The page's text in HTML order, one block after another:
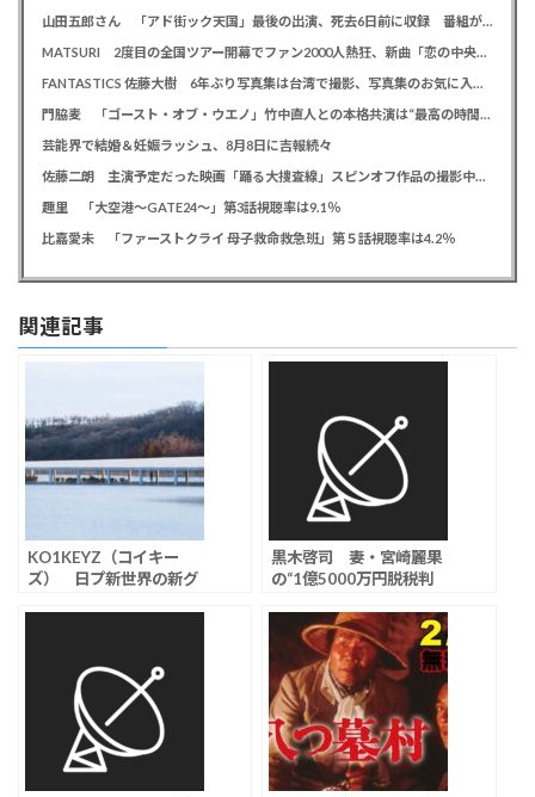
山田五郎さん 「アド街ック天国」最後の出演、死去6日前に収録 番組が感謝「天国の五郎さんへ」
MATSURI 2度目の全国ツアー開幕でファン2000人熱狂、新曲「恋の中央線」も初披露「この曲で売れたいよ！」
FANTASTICS 佐藤大樹 6年ぶり写真集は台湾で撮影、写真集のお気に入りカットは「両親に見られるの恥ずかしい」
門脇麦 「ゴースト・オブ・ウエノ」竹中直人との本格共演は“最高の時間”「台本よりたくさんしゃべってた」
芸能界で結婚＆妊娠ラッシュ、8月8日に吉報続々
佐藤二朗 主演予定だった映画「踊る大捜査線」スピンオフ作品の撮影中止が正式に決定か
趣里 「大空港～GATE24～」第3話視聴率は9.1％
比嘉愛未 「ファーストクライ 母子救命救急班」第５話視聴率は4.2％
関連記事
KO1KEYZ（コイキー
ズ） 日プ新世界の新グ
グ」もトレンド入り
黒木啓司 妻・宮崎麗果
の“1億5000万円脱税判
で投げ銭募り集まる反
感…